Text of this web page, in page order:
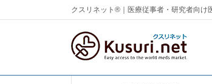
クスリネット®｜医療従事者・研究者向け